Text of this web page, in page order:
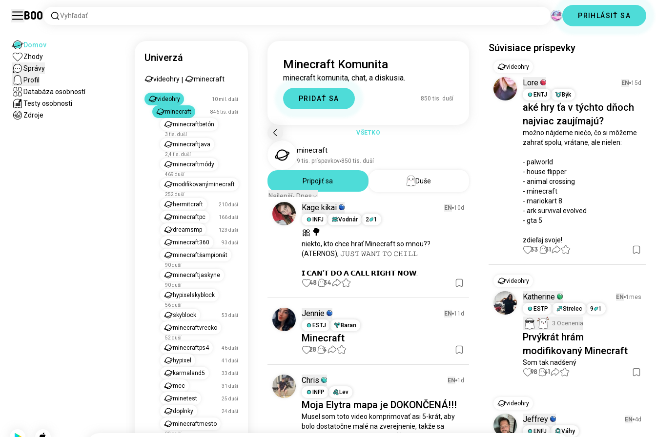
Boo Vyhľadať PRIHLÁSIŤ SA
Domov
Zhody
Správy
Profil
Databáza osobností
Testy osobnosti
Zdroje
Univerzá
videohry minecraft
videohry 10 mil. duší
minecraft 846 tis. duší
minecraftbetón
3 tis. duší
minecraftjava
2,4 tis. duší
minecraftmódy
469 duší
modifikovanýminecraft
252 duší
hermitcraft 210 duší
minecraftpc 166 duší
dreamsmp 123 duší
minecraft360 93 duší
minecraftšampionát
90 duší
minecraftjaskyne
90 duší
hypixelskyblock
56 duší
skyblock 53 duší
minecraftvrecko
52 duší
minecraftps4 46 duší
hypixel 41 duší
karmaland5 33 duší
mcc 31 duší
minetest 25 duší
doplnky 24 duší
minecraftmesto
22 duší
Minecraft Komunita
minecraft komunita, chat, a diskusia.
PRIDAŤ SA 850 tis. duší
VŠETKO
minecraft
9 tis. príspevkov 850 tis. duší
Pripojiť sa
Duše
Najlepší- Dnes
Kage kikai EN 10d
INFJ
Vodnár 2 1
🎀🌳
niekto, kto chce hrať Minecraft so mnou??
(ATERNOS), 𝙹𝚄𝚂𝚃 𝚆𝙰𝙽𝚃 𝚃𝙾 𝙲𝙷𝙸𝙻𝙻
𝗜 𝗖𝗔𝗡'𝗧 𝗗𝗢 𝗔 𝗖𝗔𝗟𝗟 𝗥𝗜𝗚𝗛𝗧 𝗡𝗢𝗪.
48 34
Jennie EN 11d
ESTJ
Baran
Minecraft
28 4
Chris EN 1d
INFP
Lev
Moja Elytra mapa je DOKONČENÁ!!!
Musel som toto video komprimovať asi 5-krát, aby
bolo dostatočne malé na zverejnenie, takže sa
Súvisiace príspevky
videohry
Lore EN 15d
ENTJ
Býk
aké hry ťa v týchto dňoch
najviac zaujímajú?
možno nájdeme niečo, čo si môžeme
zahrať spolu, vrátane, ale nielen:
- palworld
- house flipper
- animal crossing
- minecraft
- mariokart 8
- ark survival evolved
- gta 5
zdieľaj svoje!
33 31
videohry
Katherine EN 1mes
ESTP
Strelec 9 1
3 Ocenenia
Prvýkrát hrám
modifikovaný Minecraft
Som tak nadšený
98 41
videohry
Jeffrey EN 4d
ENFJ
Váhy